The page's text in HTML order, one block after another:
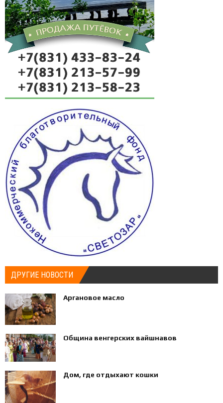
ДРУГИЕ НОВОСТИ
Аргановое масло
Община венгерских вайшнавов
Дом, где отдыхают кошки